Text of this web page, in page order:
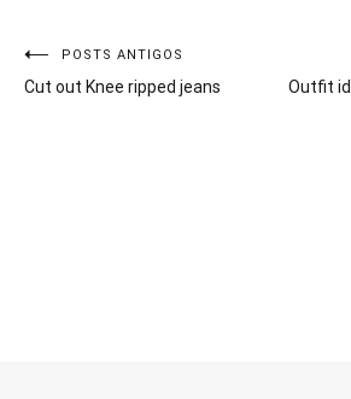
Navegação
POSTS ANTIGOS
Cut out Knee ripped jeans Outfit